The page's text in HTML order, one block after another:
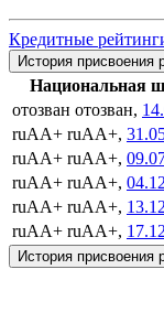
Кредитные
История присвоения
Национальная
отозван отозван,
ruAA+ ruAA+,
ruAA+ ruAA+,
ruAA+ ruAA+,
ruAA+ ruAA+,
ruAA+ ruAA+,
История присвоения